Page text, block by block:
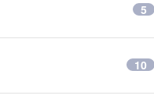
5
10